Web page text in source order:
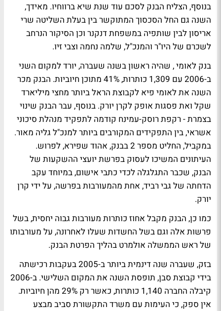
בנוסף, הצליח הבנק לסכם עוד שנת שיא ברווחיו. מאידך,
השנה גם החל הסכסוך המתוקשר בין בעלת השליטה שרי
אריסון לבין שותפיה במשפחת דנקנר וכן הסיקור הנרחב
לשכרם של היו"ר והמנכ"ל, שלמה נחמה וצבי זיו.
בנק לאומי , שהיה ראשון בשנה שעברה, יורד למקום השני
ב-2006 עם 1,309 כותרות, 41% מתוכן חיוביות. הבנק מכר
השנה את לאומי פיא לקבוצת הראל ביותר מחצי מיליארד
שקל ואת פסגות אופק לקרן יורק. בנוסף, עבר הבנק שינוי
בצמרת - רקפת רוסק-עמינח קודמה לתפקיד מנהלת סיכוני
אשראי, בין התפקידים המקורבים ביותר למנכ"ל גליה מאור.
במקביל, החליט מספר 2 בבנק, אהוד שפירא, לפרוש.
העיתונים המשיכו לעסוק בפרשת יועצי ההשקעות של
הבנק, שכבר התגלגלה לכדי כתבי אישום, במיוחד עקב
הדחתה של גבי רביד, אחת מהמעורבות בפרשה, על ידי קרן
יורק.
כמו כן, הבנק מקבל אחוז כותרות מעורבות גבוה יחסית, בשל
פרשות אלה וגם בשל החשדות שעלו לאחרונה, על מעורבותו
של ראש הממשלה אולמרט בהליך הפרטת הבנק.
בזק, שעברה שנה דינמית ביותר ב-2005 בעקבות רכישתה
בידי קבוצת סבן, תופסת השנה את המקום השלישי. ב-2006
קיבלה החברה 1,140 כותרות, כאשר רק 29% מהן חיוביות.
אין ספק, כי העימות עם משרד התקשורת סביב מבצע